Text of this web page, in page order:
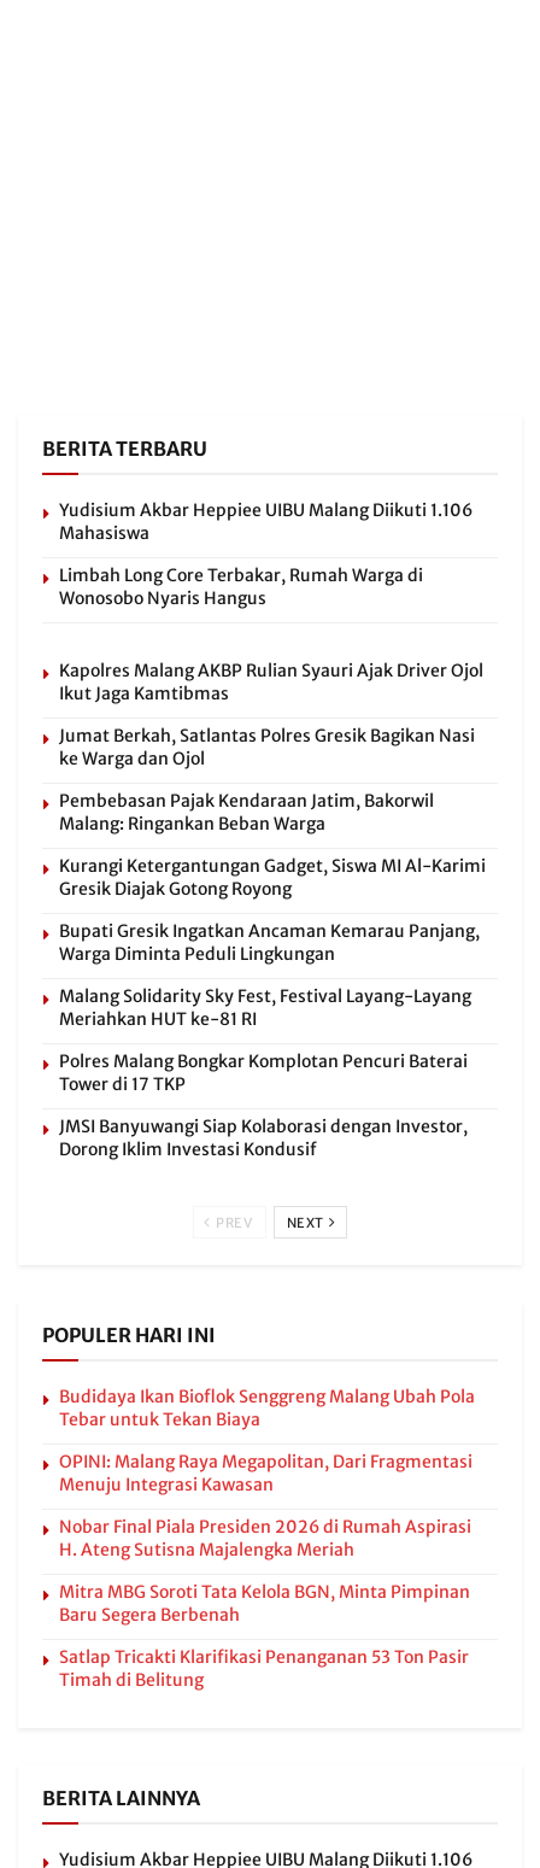
BERITA TERBARU
Yudisium Akbar Heppiee UIBU Malang Diikuti 1.106
Mahasiswa
Limbah Long Core Terbakar, Rumah Warga di
Wonosobo Nyaris Hangus
Kapolres Malang AKBP Rulian Syauri Ajak Driver Ojol
Ikut Jaga Kamtibmas
Jumat Berkah, Satlantas Polres Gresik Bagikan Nasi
ke Warga dan Ojol
Pembebasan Pajak Kendaraan Jatim, Bakorwil
Malang: Ringankan Beban Warga
Kurangi Ketergantungan Gadget, Siswa MI Al-Karimi
Gresik Diajak Gotong Royong
Bupati Gresik Ingatkan Ancaman Kemarau Panjang,
Warga Diminta Peduli Lingkungan
Malang Solidarity Sky Fest, Festival Layang-Layang
Meriahkan HUT ke-81 RI
Polres Malang Bongkar Komplotan Pencuri Baterai
Tower di 17 TKP
JMSI Banyuwangi Siap Kolaborasi dengan Investor,
Dorong Iklim Investasi Kondusif
PREV NEXT
POPULER HARI INI
Budidaya Ikan Bioflok Senggreng Malang Ubah Pola
Tebar untuk Tekan Biaya
OPINI: Malang Raya Megapolitan, Dari Fragmentasi
Menuju Integrasi Kawasan
Nobar Final Piala Presiden 2026 di Rumah Aspirasi
H. Ateng Sutisna Majalengka Meriah
Mitra MBG Soroti Tata Kelola BGN, Minta Pimpinan
Baru Segera Berbenah
Satlap Tricakti Klarifikasi Penanganan 53 Ton Pasir
Timah di Belitung
BERITA LAINNYA
Yudisium Akbar Heppiee UIBU Malang Diikuti 1.106